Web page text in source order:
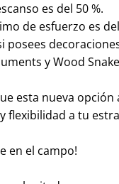
es del 50 %.
de esfuerzo es
posees
y Wood
esta nueva
flexibilidad a tu
en el campo!